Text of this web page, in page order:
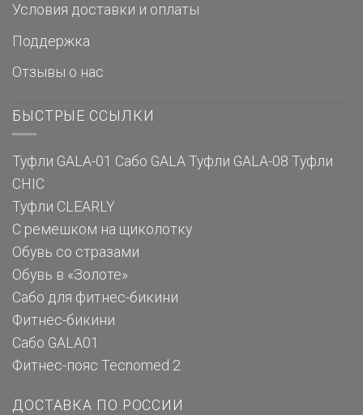
Условия доставки и оплаты
Поддержка
Отзывы о нас
БЫСТРЫЕ ССЫЛКИ
Туфли GALA-01 Сабо GALA Туфли GALA-08 Туфли
CHIC
Туфли CLEARLY
С ремешком на щиколотку
Обувь со стразами
Обувь в «Золоте»
Сабо для фитнес-бикини
Фитнес-бикини
Сабо GALA01
Фитнес-пояс Tecnomed 2
ДОСТАВКА ПО РОССИИ